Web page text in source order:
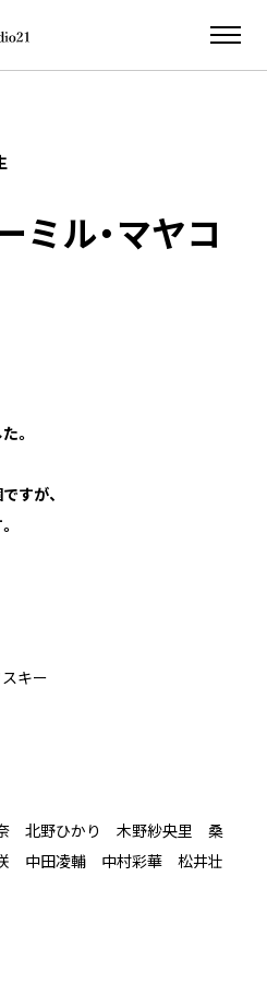
ミル・マヤコ
。
すが、
スキー
北野ひかり 木野紗央里 桑
中田凌輔 中村彩華 松井壮